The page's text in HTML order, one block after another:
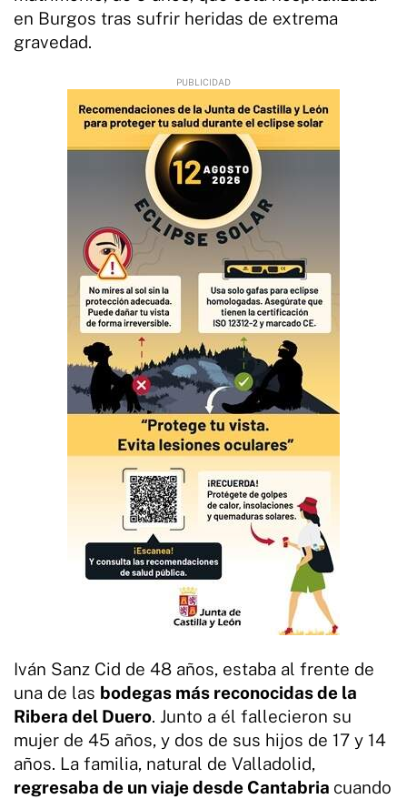
en Burgos tras sufrir heridas de extrema
gravedad.
Iván Sanz Cid de 48 años, estaba al frente de
una de las bodegas más reconocidas de la
Ribera del Duero. Junto a él fallecieron su
mujer de 45 años, y dos de sus hijos de 17 y 14
años. La familia, natural de Valladolid,
regresaba de un viaje desde Cantabria cuando